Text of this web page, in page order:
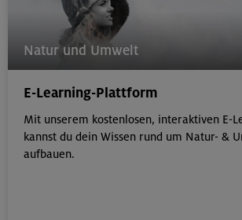
Natur und Umwelt
E-Learning-Plattform
Mit unserem kostenlosen, interaktiven E-
kannst du dein Wissen rund um Natur- &
aufbauen.